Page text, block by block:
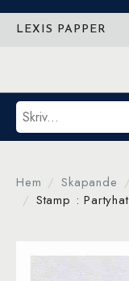
LEXIS PAPPER
Sök
Hem Skapande
Stamp :